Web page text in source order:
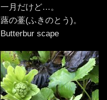
一月だけど…。
蕗の薹(ふきのとう)。
Butterbur scape